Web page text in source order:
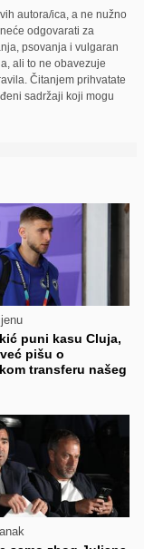
autora/ica, a ne nužno
odgovarati za
psovanja i vulgaran
ali to ne obavezuje
Čitanjem prihvatate
sadržaji koji mogu
puni kasu Cluja,
pišu o
transferu našeg